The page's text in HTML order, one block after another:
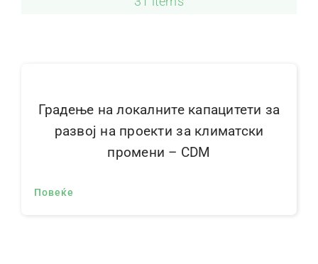
Проекти
Контакт
Градење на локалните капацитети за
развој на проекти за климатски
промени – CDM
Повеќе